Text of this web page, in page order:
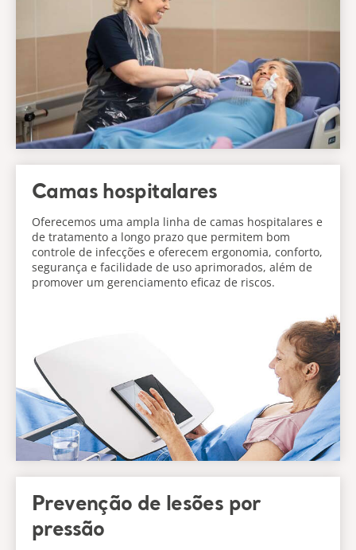
Camas hospitalares
Oferecemos uma ampla linha de camas hospitalares e
de tratamento a longo prazo que permitem bom
controle de infecções e oferecem ergonomia, conforto,
segurança e facilidade de uso aprimorados, além de
promover um gerenciamento eficaz de riscos.
Prevenção de lesões por
pressão